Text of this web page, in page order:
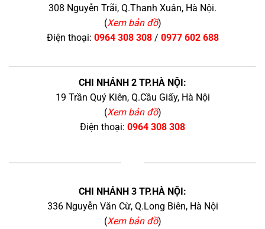
308 Nguyễn Trãi, Q.Thanh Xuân, Hà Nội.
(Xem bản đồ)
Điện thoại: 0964 308 308/ 0977 602 688
CHI NHÁNH 2 TP.HÀ NỘI:
19 Trần Quý Kiên, Q.Cầu Giấy, Hà Nội
(Xem bản đồ)
Điện thoại: 0964 308 308
CHI NHÁNH 3 TP.HÀ NỘI:
336 Nguyễn Văn Cừ, Q.Long Biên, Hà Nội
(Xem bản đồ)